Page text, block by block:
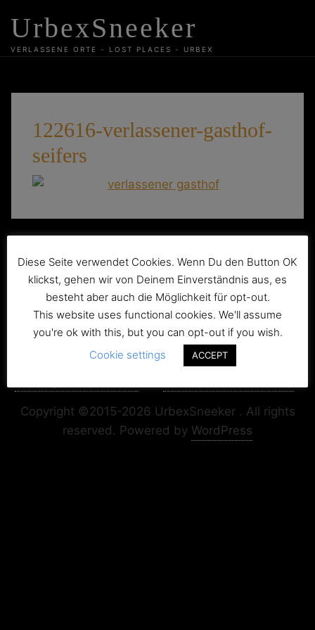
content
UrbexSneeker
VERLASSENE ORTE - LOST PLACES - URBEX
122616-verlassener-gasthof-
seifers
Beitragsnavigation
Die verlassene Gaststätte Seifersdorf
Copyright ©2015-2026 UrbexSneeker . All rights
reserved. Powered by WordPress
Diese Seite verwendet Cookies. Wenn Du den Button OK
klickst, gehen wir von Deinem Einverständnis aus, es
besteht aber auch die Möglichkeit für opt-out.
This website uses functional cookies. We'll assume
you're ok with this, but you can opt-out if you wish.
Cookie settings
ACCEPT